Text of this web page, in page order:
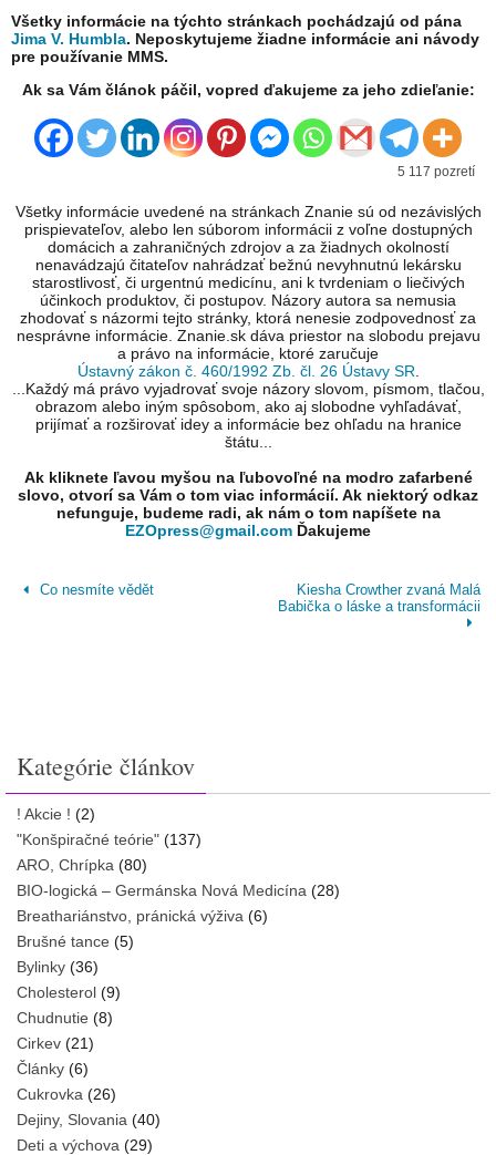
Všetky informácie na týchto stránkach pochádzajú od pána
Jima V. Humbla. Neposkytujeme žiadne informácie ani návody
pre používanie MMS.
Ak sa Vám článok páčil, vopred ďakujeme za jeho zdieľanie:
5 117 pozretí
Všetky informácie uvedené na stránkach Znanie sú od nezávislých
prispievateľov, alebo len súborom informácii z voľne dostupných
domácich a zahraničných zdrojov a za žiadnych okolností
nenavádzajú čitateľov nahrádzať bežnú nevyhnutnú lekársku
starostlivosť, či urgentnú medicínu, ani k tvrdeniam o liečivých
účinkoch produktov, či postupov. Názory autora sa nemusia
zhodovať s názormi tejto stránky, ktorá nenesie zodpovednosť za
nesprávne informácie. Znanie.sk dáva priestor na slobodu prejavu
a právo na informácie, ktoré zaručuje
Ústavný zákon č. 460/1992 Zb. čl. 26 Ústavy SR
...Každý má právo vyjadrovať svoje názory slovom, písmom, tlačou,
obrazom alebo iným spôsobom, ako aj slobodne vyhľadávať,
prijímať a rozširovať idey a informácie bez ohľadu na hranice
štátu...
Ak kliknete ľavou myšou na ľubovoľné na modro zafarbené
slovo, otvorí sa Vám o tom viac informácií. Ak niektorý odkaz
nefunguje, budeme radi, ak nám o tom napíšete na
EZOpress@gmail.com Ďakujeme
Co nesmíte vědět
Kiesha Crowther zvaná Malá
Babička o láske a transformácii
Kategórie článkov
! Akcie ! (2)
"Konšpiračné teórie" (137)
ARO, Chrípka (80)
BIO-logická – Germánska Nová Medicína (28)
Breathariánstvo, pránická výživa (6)
Brušné tance (5)
Bylinky (36)
Cholesterol (9)
Chudnutie (8)
Cirkev (21)
Články (6)
Cukrovka (26)
Dejiny, Slovania (40)
Deti a výchova (29)